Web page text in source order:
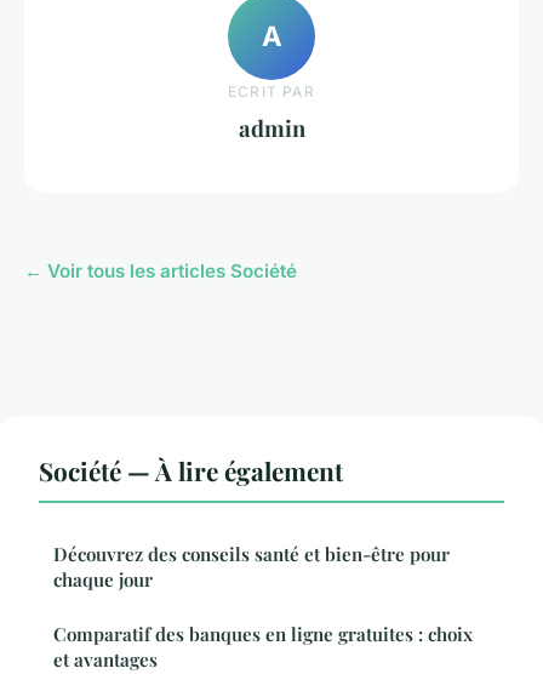
A
ECRIT PAR
admin
← Voir tous les articles Société
Société — À lire également
Découvrez des conseils santé et bien-être pour
chaque jour
Comparatif des banques en ligne gratuites : choix
et avantages